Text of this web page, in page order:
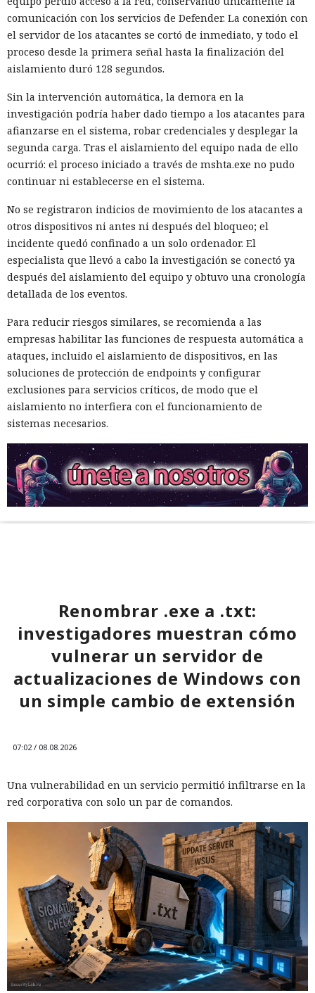
comunicación con los servicios de Defender. La conexión con
el servidor de los atacantes se cortó de inmediato, y todo el
proceso desde la primera señal hasta la finalización del
aislamiento duró 128 segundos.
Sin la intervención automática, la demora en la
investigación podría haber dado tiempo a los atacantes para
afianzarse en el sistema, robar credenciales y desplegar la
segunda carga. Tras el aislamiento del equipo nada de ello
ocurrió: el proceso iniciado a través de mshta.exe no pudo
continuar ni establecerse en el sistema.
No se registraron indicios de movimiento de los atacantes a
otros dispositivos ni antes ni después del bloqueo; el
incidente quedó confinado a un solo ordenador. El
especialista que llevó a cabo la investigación se conectó ya
después del aislamiento del equipo y obtuvo una cronología
detallada de los eventos.
Para reducir riesgos similares, se recomienda a las
empresas habilitar las funciones de respuesta automática a
ataques, incluido el aislamiento de dispositivos, en las
soluciones de protección de endpoints y configurar
exclusiones para servicios críticos, de modo que el
aislamiento no interfiera con el funcionamiento de
sistemas necesarios.
Renombrar .exe a .txt:
investigadores muestran cómo
vulnerar un servidor de
actualizaciones de Windows con
un simple cambio de extensión
07:02 / 08.08.2026
Una vulnerabilidad en un servicio permitió infiltrarse en la
red corporativa con solo un par de comandos.